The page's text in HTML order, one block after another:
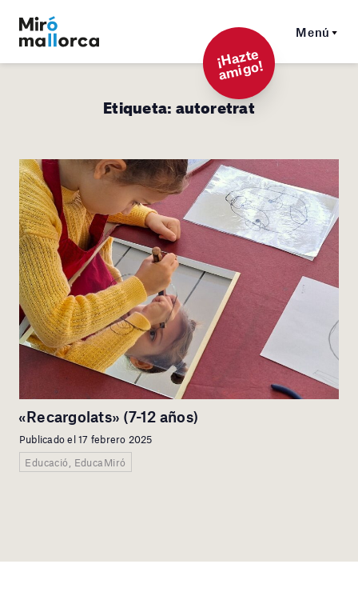
Menú
¡
Hazt
e
a
mi
g
o!
Etiqueta:autoretrat
«Recargolats» (7-12 años)
Publicado el 17 febrero 2025
Educació, EducaMiró